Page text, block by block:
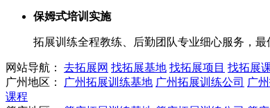
保姆式培训实施
拓展训练全程教练、后勤团队专业细心服务，最
网站导航： 去拓展网 找拓展基地 找拓展项目 找拓展
广州地区：
广州拓展训练基地 广州拓展训练公司 广
课程